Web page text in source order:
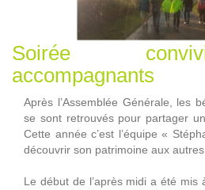
Soirée
accompagnants
Après l’Assemblée Générale, les
se sont retrouvés pour partager
Cette année c’est l’équipe «
découvrir son patrimoine aux
Le début de l’après midi a été